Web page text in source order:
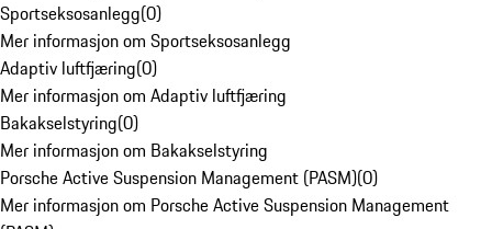
Sportseksosanlegg(0)
Mer informasjon om Sportseksosanlegg
Adaptiv luftfjæring(0)
Mer informasjon om Adaptiv luftfjæring
Bakakselstyring(0)
Mer informasjon om Bakakselstyring
Porsche Active Suspension Management (PASM)(0)
Mer informasjon om Porsche Active Suspension Management